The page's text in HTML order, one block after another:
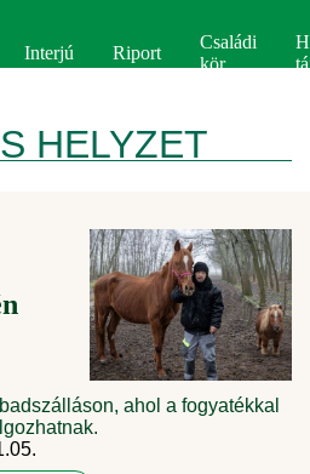
Interjú Riport
Családi
kör
HELYZET
ahol a fogyatékkal